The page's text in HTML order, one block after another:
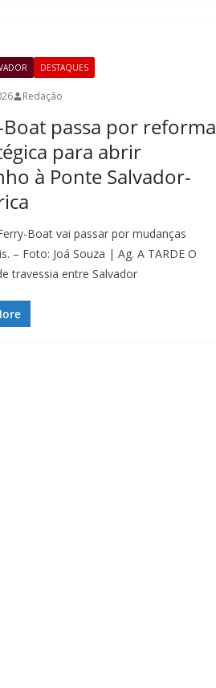
DESTAQUES
Redação
Boat passa por reforma
para abrir
à Ponte Salvador-
Boat vai passar por mudanças
– Foto: Joá Souza | Ag. A TARDE O
travessia entre Salvador